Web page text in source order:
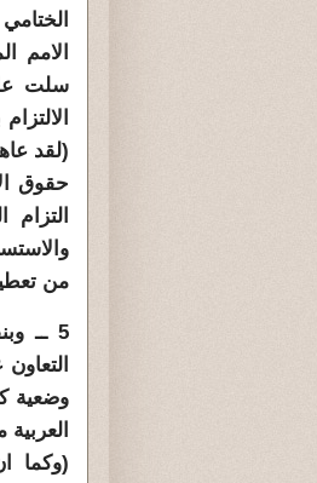
الامم
سلت
(لقد
حقوق
من
5 ــ
وضعية
(وكما